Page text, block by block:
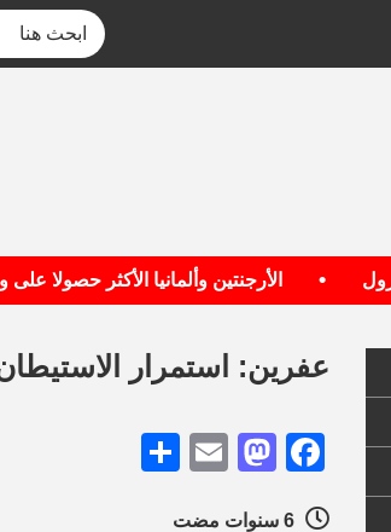
الأرجنتين وألمانيا الأكثر حصولا على
عفرين: استمرار
Facebook
Mastodon
Email